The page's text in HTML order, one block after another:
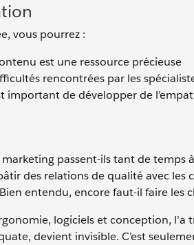
vous pourrez :
est une ressource précieuse
rencontrées par les
important de développer de
passent-ils tant de temps
des relations de qualité avec les
entendu, encore faut-il faire les
logiciels et conception,
devient invisible. C’est